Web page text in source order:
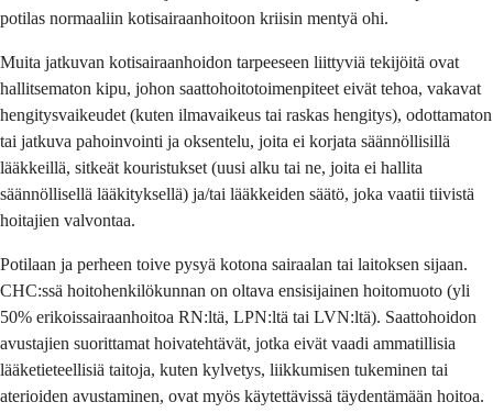
potilas normaaliin kotisairaanhoitoon kriisin mentyä ohi.
Muita jatkuvan kotisairaanhoidon tarpeeseen liittyviä tekijöitä ovat
hallitsematon kipu, johon saattohoitotoimenpiteet eivät tehoa, vakavat
hengitysvaikeudet (kuten ilmavaikeus tai raskas hengitys), odottamaton
tai jatkuva pahoinvointi ja oksentelu, joita ei korjata säännöllisillä
lääkkeillä, sitkeät kouristukset (uusi alku tai ne, joita ei hallita
säännöllisellä lääkityksellä) ja/tai lääkkeiden säätö, joka vaatii tiivistä
hoitajien valvontaa.
Potilaan ja perheen toive pysyä kotona sairaalan tai laitoksen sijaan.
CHC:ssä hoitohenkilökunnan on oltava ensisijainen hoitomuoto (yli
50% erikoissairaanhoitoa RN:ltä, LPN:ltä tai LVN:ltä). Saattohoidon
avustajien suorittamat hoivatehtävät, jotka eivät vaadi ammatillisia
lääketieteellisiä taitoja, kuten kylvetys, liikkumisen tukeminen tai
aterioiden avustaminen, ovat myös käytettävissä täydentämään hoitoa.